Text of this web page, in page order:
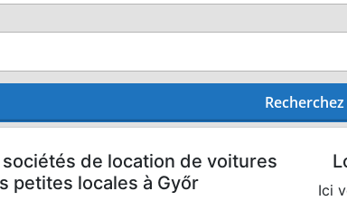
Recherchez
de location de voitures
petites locales à Győr
Ici